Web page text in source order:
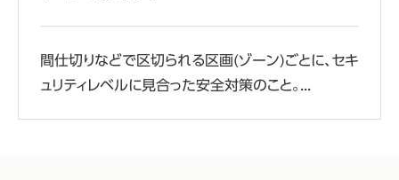
間仕切りなどで区切られる区画(ゾーン)ごとに、セキ
ュリティレベルに見合った安全対策のこと。...